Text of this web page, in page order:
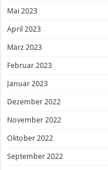
Mai 2023
April 2023
März 2023
Februar 2023
Januar 2023
Dezember 2022
November 2022
Oktober 2022
September 2022